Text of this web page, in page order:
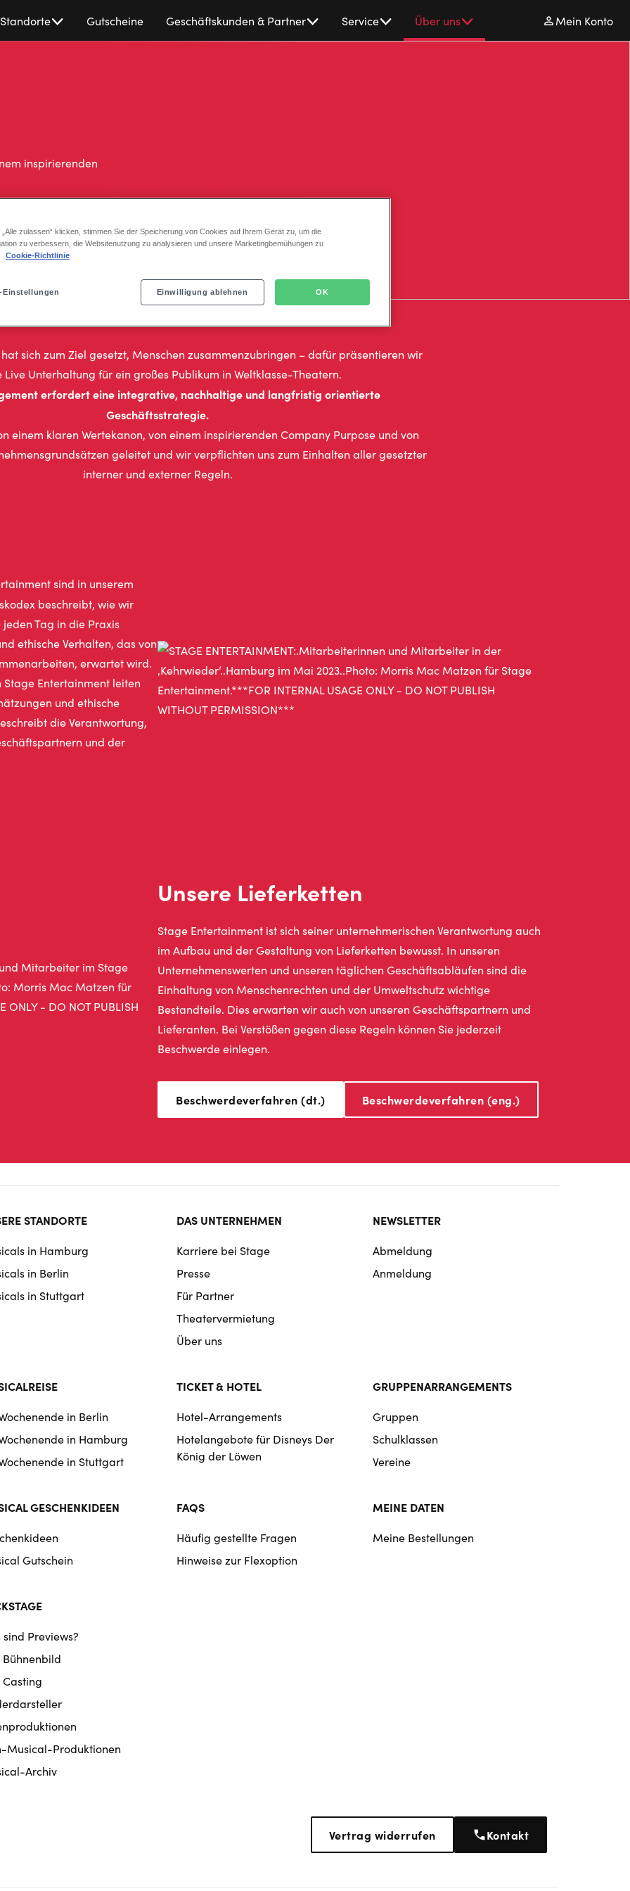
Standorte Gutscheine Geschäftskunden & Partner Service Über uns Mein Konto
inspirierenden
zum Einhalten aller
sich zum Ziel gesetzt, Menschen zusammenzubringen – dafür präsentieren wir
Live Unterhaltung für ein großes Publikum in Weltklasse-Theatern.
erfordert eine integrative, nachhaltige und langfristig orientierte
Geschäftsstrategie.
einem klaren Wertekanon, von einem inspirierenden Company Purpose und von
geleitet und wir verpflichten uns zum Einhalten aller gesetzter
interner und externer Regeln.
sind in unserem
beschreibt, wie wir
Tag in die Praxis
ethische Verhalten, das von
erwartet wird.
Entertainment leiten
und ethische
die Verantwortung,
und der
Unsere Lieferketten
Stage Entertainment ist sich seiner unternehmerischen Verantwortung auch
im Aufbau und der Gestaltung von Lieferketten bewusst. In unseren
Unternehmenswerten und unseren täglichen Geschäftsabläufen sind die
Einhaltung von Menschenrechten und der Umweltschutz wichtige
Bestandteile. Dies erwarten wir auch von unseren Geschäftspartnern und
Lieferanten. Bei Verstößen gegen diese Regeln können Sie jederzeit
Beschwerde einlegen.
Beschwerdeverfahren (dt.) Beschwerdeverfahren (eng.)
STANDORTE
in Hamburg
in Berlin
in Stuttgart
DAS UNTERNEHMEN
Karriere bei Stage
Presse
Für Partner
Theatervermietung
Über uns
NEWSLETTER
Abmeldung
Anmeldung
in Berlin
in Hamburg
in Stuttgart
TICKET & HOTEL
Hotel-Arrangements
Hotelangebote für Disneys Der
König der Löwen
GRUPPENARRANGEMENTS
Gruppen
Schulklassen
Vereine
GESCHENKIDEEN
Gutschein
FAQS
Häufig gestellte Fragen
Hinweise zur Flexoption
MEINE DATEN
Meine Bestellungen
sind Previews?
Bühnenbild
Casting
Musical-Produktionen
Archiv
Vertrag widerrufen Kontakt
„Alle zulassen“ klicken, stimmen Sie der Speicherung von Cookies auf Ihrem Gerät zu, um die
zu verbessern, die Websitenutzung zu analysieren und unsere Marketingbemühungen zu
Cookie-Richtlinie
Einstellungen Einwilligung ablehnen OK